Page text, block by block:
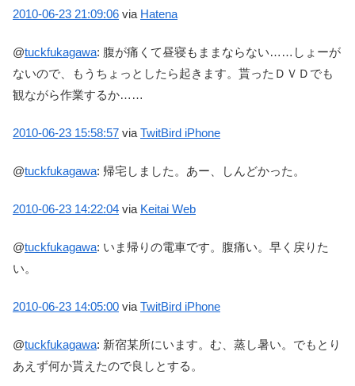
2010-06-23 21:09:06 via Hatena
@tuckfukagawa: 腹が痛くて昼寝もままならない……しょーが
ないので、もうちょっとしたら起きます。貰ったＤＶＤでも
観ながら作業するか……
2010-06-23 15:58:57 via TwitBird iPhone
@tuckfukagawa: 帰宅しました。あー、しんどかった。
2010-06-23 14:22:04 via Keitai Web
@tuckfukagawa: いま帰りの電車です。腹痛い。早く戻りた
い。
2010-06-23 14:05:00 via TwitBird iPhone
@tuckfukagawa: 新宿某所にいます。む、蒸し暑い。でもとり
あえず何か貰えたので良しとする。